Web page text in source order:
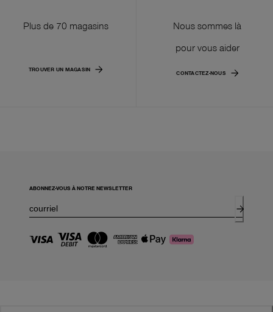
Plus de 70 magasins
TROUVER UN MAGASIN
Nous sommes là
pour vous aider
CONTACTEZ-NOUS
ABONNEZ-VOUS À NOTRE NEWSLETTER